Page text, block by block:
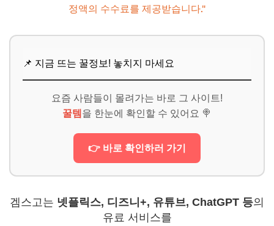
정액의 수수료를 제공받습니다."
📌 지금 뜨는 꿀정보! 놓치지 마세요
요즘 사람들이 몰려가는 바로 그 사이트!
꿀템 을 한눈에 확인할 수 있어요 🍭
👉 바로 확인하러 가기
겜스고는 넷플릭스, 디즈니+, 유튜브, ChatGPT 등의
유료 서비스를